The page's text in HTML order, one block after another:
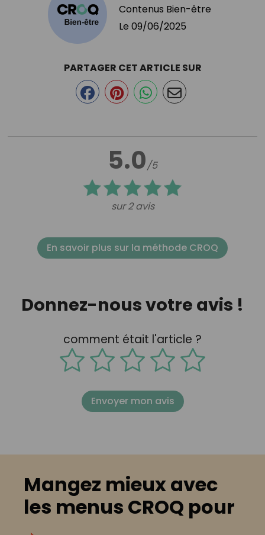
Contenus Bien-être
Le 09/06/2025
5.0/5
sur 2 avis
PARTAGER CET ARTICLE SUR
En savoir plus sur la méthode CROQ
Donnez-nous votre avis !
comment était l'article ?
Envoyer mon avis
Mangez mieux avec
les menus CROQ pour